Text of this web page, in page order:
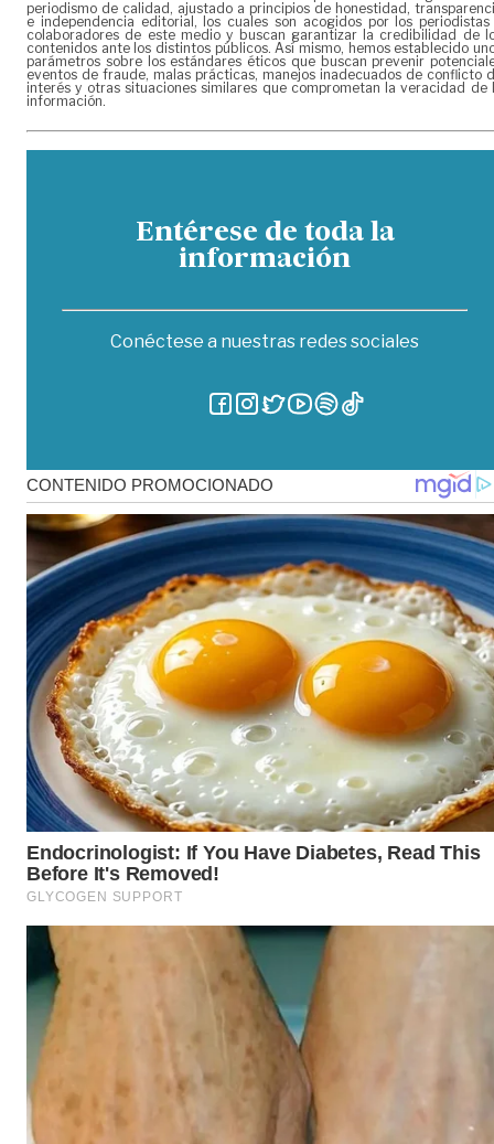
periodismo de calidad, ajustado a principios de honestidad,
e independencia editorial, los cuales son acogidos por los periodistas
colaboradores de este medio y buscan garantizar la credibilidad de
contenidos ante los distintos públicos. Así mismo, hemos establecido
parámetros sobre los estándares éticos que buscan prevenir
eventos de fraude, malas prácticas, manejos inadecuados de conflicto
interés y otras situaciones similares que comprometan la veracidad de
información.
Entérese de toda la
información
Conéctese a nuestras redes sociales